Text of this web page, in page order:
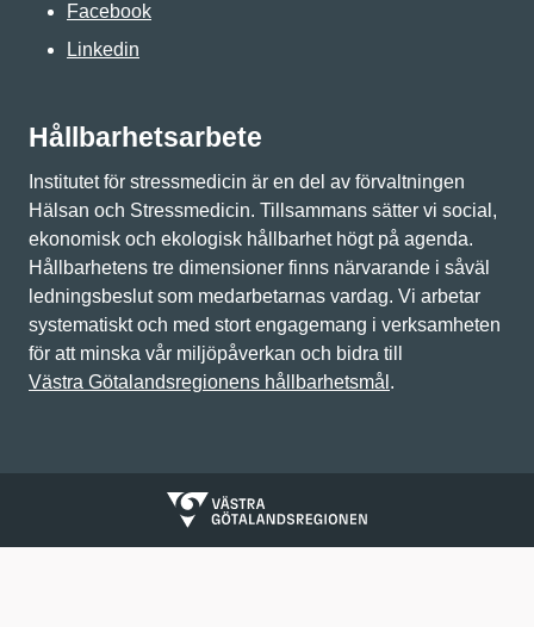
Facebook
Linkedin
Hållbarhetsarbete
Institutet för stressmedicin är en del av förvaltningen
Hälsan och Stressmedicin. Tillsammans sätter vi social,
ekonomisk och ekologisk hållbarhet högt på agenda.
Hållbarhetens tre dimensioner finns närvarande i såväl
ledningsbeslut som medarbetarnas vardag. Vi arbetar
systematiskt och med stort engagemang i verksamheten
för att minska vår miljöpåverkan och bidra till
Västra Götalandsregionens hållbarhetsmål .